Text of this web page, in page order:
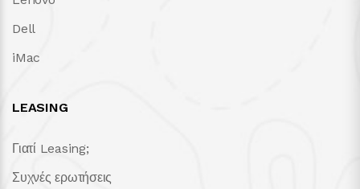
Dell
iMac
LEASING
Γιατί Leasing;
Συχνές ερωτήσεις